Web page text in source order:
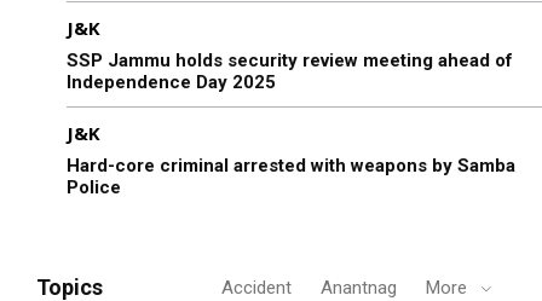
J&K
SSP Jammu holds security review meeting ahead of
Independence Day 2025
J&K
Hard-core criminal arrested with weapons by Samba
Police
Topics Accident Anantnag More